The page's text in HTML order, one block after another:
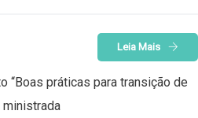
Leia Mais
“Boas práticas para transição de